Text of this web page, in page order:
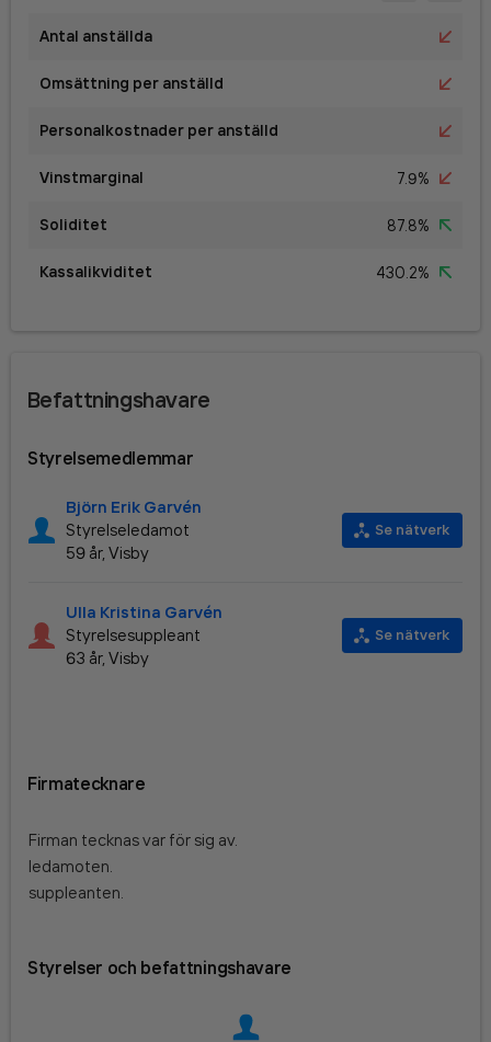
Antal anställda
Omsättning per anställd
Personalkostnader per anställd
Vinstmarginal 7.9%
Soliditet 87.8%
Kassalikviditet 430.2%
Befattningshavare
Styrelsemedlemmar
Björn Erik Garvén
Styrelseledamot
59 år, Visby
Se nätverk
Ulla Kristina Garvén
Styrelsesuppleant
63 år, Visby
Se nätverk
Firmatecknare
Firman tecknas var för sig av.
ledamoten.
suppleanten.
Styrelser och befattningshavare